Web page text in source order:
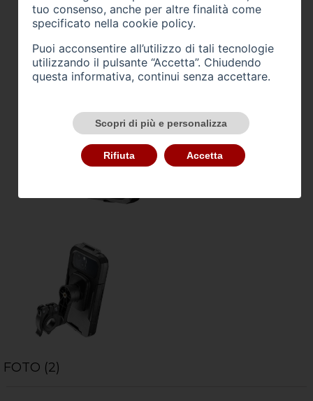
FOTO (2)
tuo consenso, anche per altre finalità come
specificato nella cookie policy.
Puoi acconsentire all’utilizzo di tali tecnologie
utilizzando il pulsante “Accetta”. Chiudendo
questa informativa, continui senza accettare.
Scopri di più e personalizza
Rifiuta Accetta